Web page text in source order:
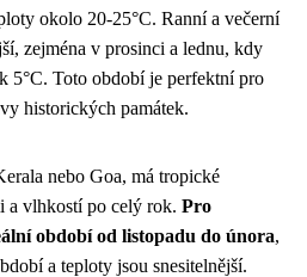
okolo 20-25°C. Ranní a večerní
zejména v prosinci a lednu, kdy
5°C. Toto období je perfektní pro
historických památek.
nebo Goa, má tropické
a vlhkostí po celý rok. Pro
období od listopadu do února,
a teploty jsou snesitelnější.